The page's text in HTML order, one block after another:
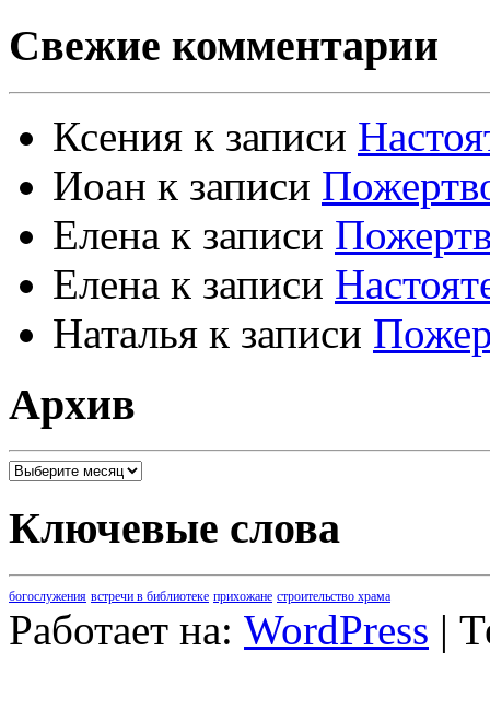
Свежие комментарии
Ксения к записи
Иоан к записи
Елена к записи
Елена к записи
Наталья к записи
Архив
Архив
Ключевые слова
богослужения встречи в библиотеке прихожане строительство храма
Работает на: WordPress |